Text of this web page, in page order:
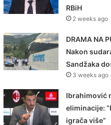
RBiH
2 weeks ago
DRAMA NA
Nakon
Sandžaka
3 weeks ago
Ibrahimović
eliminacije:
igrača više”